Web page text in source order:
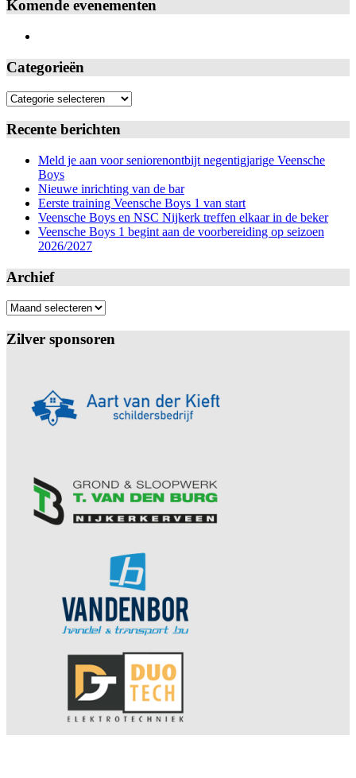
Komende evenementen
Categorieën
Categorieën
Recente berichten
Meld je aan voor seniorenontbijt negentigjarige Veensche
Boys
Nieuwe inrichting van de bar
Eerste training Veensche Boys 1 van start
Veensche Boys en NSC Nijkerk treffen elkaar in de beker
Veensche Boys 1 begint aan de voorbereiding op seizoen
2026/2027
Archief
Archief
Zilver sponsoren